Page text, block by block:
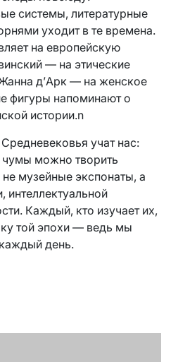
системы, литературные
уходит в те времена.
на европейскую
— на этические
д’Арк — на женское
фигуры напоминают о
истории.n
учат нас:
можно творить
музейные экспонаты, а
интеллектуальной
Каждый, кто изучает их,
той эпохи — ведь мы
день.